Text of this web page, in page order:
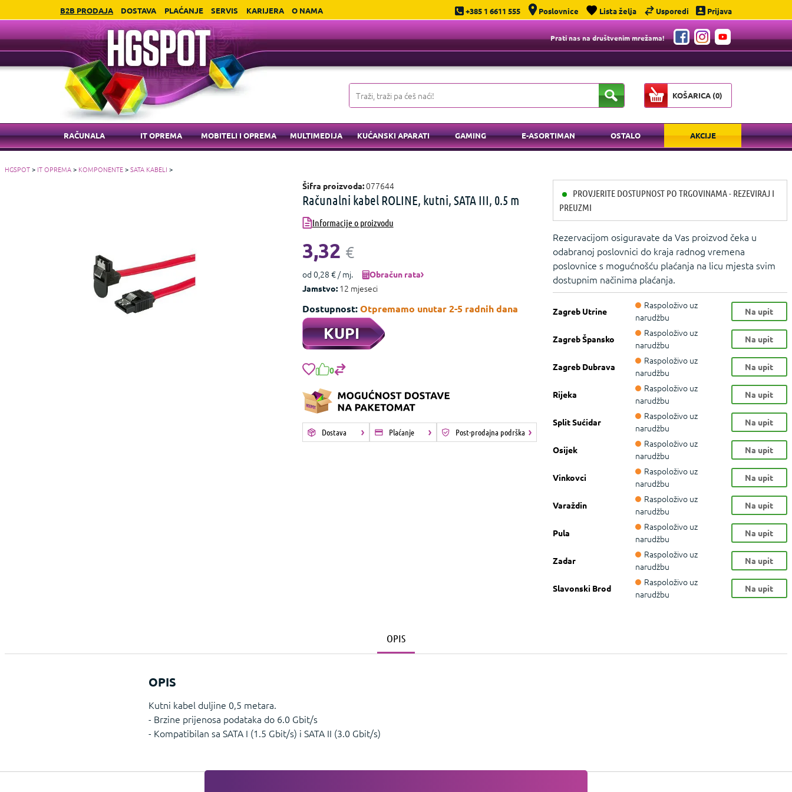
B2B PRODAJA DOSTAVA PLAĆANJE SERVIS KARIJERA O NAMA +385 1 6611 555 Poslovnice Lista želja Usporedi Prijava
Prati nas na društvenim mrežama!
KOŠARICA (0)
RAČUNALA IT OPREMA MOBITELI I OPREMA MULTIMEDIJA KUĆANSKI APARATI GAMING E-ASORTIMAN OSTALO AKCIJE
HGSPOT> IT OPREMA> KOMPONENTE>SATA KABELI >
Šifra proizvoda:077644
Računalni kabel ROLINE, kutni, SATA III, 0.5 m
Informacije o proizvodu
3,32 €
od 0,28 € / mj.
Obračun rata
Jamstvo:12 mjeseci
Dostupnost:Otpremamo unutar 2-5 radnih dana
KUPI
0
Dostava Plaćanje Post-prodajna podrška
PROVJERITE DOSTUPNOST PO TRGOVINAMA - REZEVIRAJ I
PREUZMI
Rezervacijom osiguravate da Vas proizvod čeka u
odabranoj poslovnici do kraja radnog vremena
poslovnice s mogućnošću plaćanja na licu mjesta svim
dostupnim načinima plaćanja.
Zagreb Utrine
Raspoloživo uz
narudžbu
Na upit
Zagreb Špansko
Raspoloživo uz
narudžbu
Na upit
Zagreb Dubrava
Raspoloživo uz
narudžbu
Na upit
Rijeka
Raspoloživo uz
narudžbu
Na upit
Split Sućidar
Raspoloživo uz
narudžbu
Na upit
Osijek
Raspoloživo uz
narudžbu
Na upit
Vinkovci
Raspoloživo uz
narudžbu
Na upit
Varaždin
Raspoloživo uz
narudžbu
Na upit
Pula
Raspoloživo uz
narudžbu
Na upit
Zadar
Raspoloživo uz
narudžbu
Na upit
Slavonski Brod
Raspoloživo uz
narudžbu
Na upit
OPIS
OPIS
Kutni kabel duljine 0,5 metara.
- Brzine prijenosa podataka do 6.0 Gbit/s
- Kompatibilan sa SATA I (1.5 Gbit/s) i SATA II (3.0 Gbit/s)